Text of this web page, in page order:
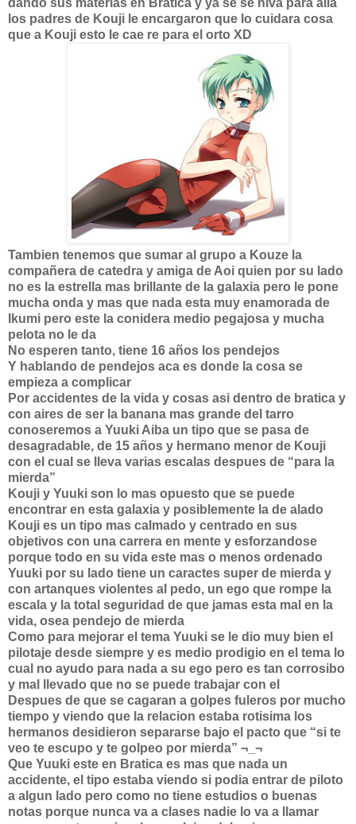
dando sus materias en Bratica y ya se se hiva para alla
los padres de Kouji le encargaron que lo cuidara cosa
que a Kouji esto le cae re para el orto XD
Tambien tenemos que sumar al grupo a Kouze la
compañera de catedra y amiga de Aoi quien por su lado
no es la estrella mas brillante de la galaxia pero le pone
mucha onda y mas que nada esta muy enamorada de
Ikumi pero este la conidera medio pegajosa y mucha
pelota no le da
No esperen tanto, tiene 16 años los pendejos
Y hablando de pendejos aca es donde la cosa se
empieza a complicar
Por accidentes de la vida y cosas asi dentro de bratica y
con aires de ser la banana mas grande del tarro
conoseremos a Yuuki Aiba un tipo que se pasa de
desagradable, de 15 años y hermano menor de Kouji
con el cual se lleva varias escalas despues de “para la
mierda”
Kouji y Yuuki son lo mas opuesto que se puede
encontrar en esta galaxia y posiblemente la de alado
Kouji es un tipo mas calmado y centrado en sus
objetivos con una carrera en mente y esforzandose
porque todo en su vida este mas o menos ordenado
Yuuki por su lado tiene un caractes super de mierda y
con artanques violentes al pedo, un ego que rompe la
escala y la total seguridad de que jamas esta mal en la
vida, osea pendejo de mierda
Como para mejorar el tema Yuuki se le dio muy bien el
pilotaje desde siempre y es medio prodigio en el tema lo
cual no ayudo para nada a su ego pero es tan corrosibo
y mal llevado que no se puede trabajar con el
Despues de que se cagaran a golpes fuleros por mucho
tiempo y viendo que la relacion estaba rotisima los
hermanos desidieron separarse bajo el pacto que “si te
veo te escupo y te golpeo por mierda” ¬_¬
Que Yuuki este en Bratica es mas que nada un
accidente, el tipo estaba viendo si podia entrar de piloto
a algun lado pero como no tiene estudios o buenas
notas porque nunca va a clases nadie lo va a llamar